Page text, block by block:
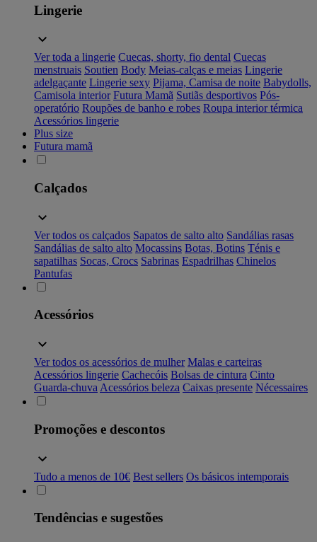
Lingerie
Ver toda a lingerie Cuecas, shorty, fio dental Cuecas
menstruais Soutien Body Meias-calças e meias Lingerie
adelgaçante Lingerie sexy Pijama, Camisa de noite Babydolls,
Camisola interior Futura Mamã Sutiãs desportivos Pós-
operatório Roupões de banho e robes Roupa interior térmica
Acessórios lingerie
Plus size
Futura mamã
Calçados
Ver todos os calçados Sapatos de salto alto Sandálias rasas
Sandálias de salto alto Mocassins Botas, Botins Ténis e
sapatilhas Socas, Crocs Sabrinas Espadrilhas Chinelos
Pantufas
Acessórios
Ver todos os acessórios de mulher Malas e carteiras
Acessórios lingerie Cachecóis Bolsas de cintura Cinto
Guarda-chuva Acessórios beleza Caixas presente Nécessaires
Promoções e descontos
Tudo a menos de 10€ Best sellers Os básicos intemporais
Tendências e sugestões